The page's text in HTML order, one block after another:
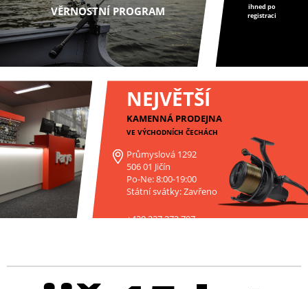
VĚRNOSTNÍ PROGRAM
ihned po
registraci
NEJVĚTŠÍ
KAMENNÁ PRODEJNA
VE VÝCHODNÍCH ČECHÁCH
Průmyslová 1292
506 01 Jičín
Po-Ne: 8:00-19:00
Státní svátky: Zavřeno
+420 227 272 797